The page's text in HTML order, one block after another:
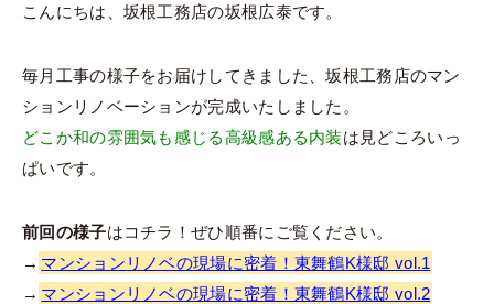
こんにちは、坂根工務店の坂根広泰です。
毎月工事の様子をお届けしてきました、坂根工務店のマン
ションリノベーションが完成いたしました。
どこか和の雰囲気も感じる高級感ある内装は見どころいっ
ぱいです。
前回の様子はコチラ！ぜひ順番にご覧ください。
→ マンションリノベの現場に密着！東舞鶴K様邸 vol.1
→ マンションリノベの現場に密着！東舞鶴K様邸 vol.2